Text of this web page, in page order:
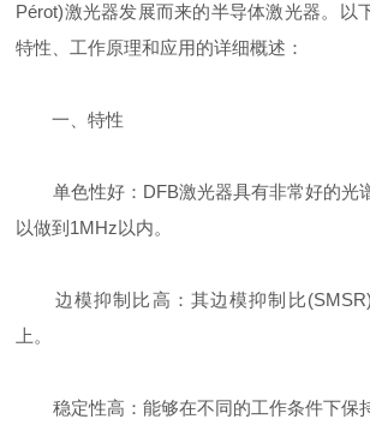
Pérot)激光器发展而来的半导体激光器。以
特性、工作原理和应用的详细概述：
一、特性
单色性好：DFB激光器具有非常好的光
以做到1MHz以内。
边模抑制比高：其边模抑制比(SMSR)
上。
稳定性高：能够在不同的工作条件下保